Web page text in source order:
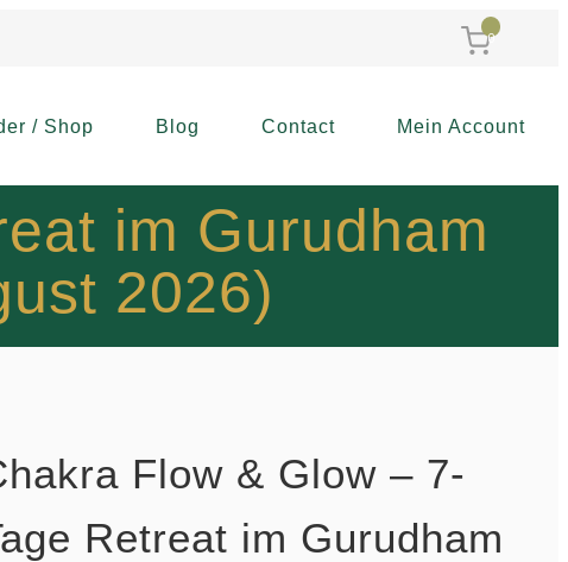
0
/ Shop Blog Contact Mein Account
im Gurudham
2026)
Flow & Glow – 7-
Retreat im Gurudham